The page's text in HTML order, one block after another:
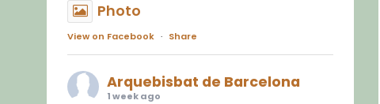
Photo
View on Facebook · Share
Arquebisbat de Barcelona
1 week ago